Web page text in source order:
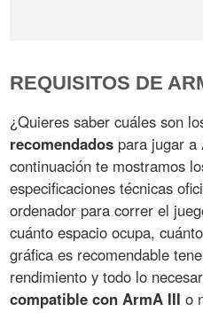
REQUISITOS DE
¿Quieres saber cuáles son
recomendados para jugar a
continuación te mostramos
especificaciones técnicas
ordenador para correr el
cuánto espacio ocupa,
gráfica es recomendable
rendimiento y todo lo
compatible con ArmA III o